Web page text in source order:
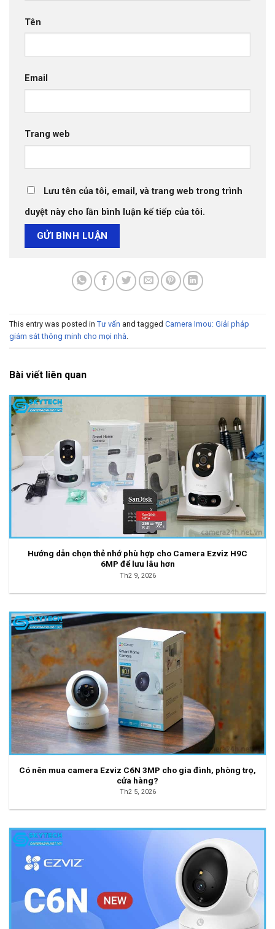
Tên
Email
Trang web
Lưu tên của tôi, email, và trang web trong trình
duyệt này cho lần bình luận kế tiếp của tôi.
This entry was posted in Tư vấn and tagged Camera Imou: Giải pháp
giám sát thông minh cho mọi nhà.
Bài viết liên quan
Hướng dẫn chọn thẻ nhớ phù hợp cho Camera Ezviz H9C
6MP để lưu lâu hơn
Th2 9, 2026
Có nên mua camera Ezviz C6N 3MP cho gia đình, phòng trọ,
cửa hàng?
Th2 5, 2026